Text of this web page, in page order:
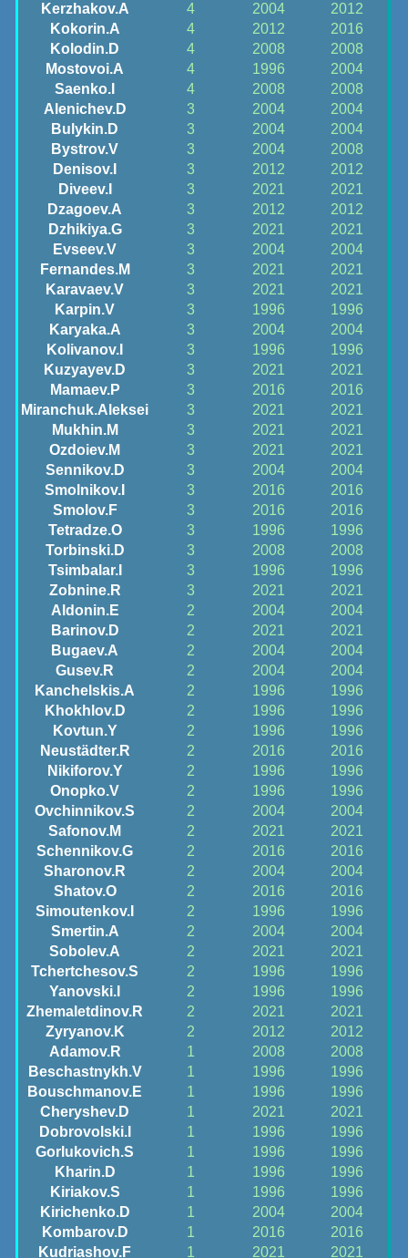
Kerzhakov.A
4 2004
2012
Kokorin.A
4 2012
2016
Kolodin.D
4 2008
2008
Mostovoi.A
4 1996
2004
Saenko.I
4 2008
2008
Alenichev.D
3 2004
2004
Bulykin.D
3 2004
2004
Bystrov.V
3 2004
2008
Denisov.I
3 2012
2012
Diveev.I
3 2021
2021
Dzagoev.A
3 2012
2012
Dzhikiya.G
3 2021
2021
Evseev.V
3 2004
2004
Fernandes.M
3 2021
2021
Karavaev.V
3 2021
2021
Karpin.V
3 1996
1996
Karyaka.A
3 2004
2004
Kolivanov.I
3 1996
1996
Kuzyayev.D
3 2021
2021
Mamaev.P
3 2016
2016
Miranchuk.Aleksei
3 2021
2021
Mukhin.M
3 2021
2021
Ozdoiev.M
3 2021
2021
Sennikov.D
3 2004
2004
Smolnikov.I
3 2016
2016
Smolov.F
3 2016
2016
Tetradze.O
3 1996
1996
Torbinski.D
3 2008
2008
Tsimbalar.I
3 1996
1996
Zobnine.R
3 2021
2021
Aldonin.E
2 2004
2004
Barinov.D
2 2021
2021
Bugaev.A
2 2004
2004
Gusev.R
2 2004
2004
Kanchelskis.A
2 1996
1996
Khokhlov.D
2 1996
1996
Kovtun.Y
2 1996
1996
Neustädter.R
2 2016
2016
Nikiforov.Y
2 1996
1996
Onopko.V
2 1996
1996
Ovchinnikov.S
2 2004
2004
Safonov.M
2 2021
2021
Schennikov.G
2 2016
2016
Sharonov.R
2 2004
2004
Shatov.O
2 2016
2016
Simoutenkov.I
2 1996
1996
Smertin.A
2 2004
2004
Sobolev.A
2 2021
2021
Tchertchesov.S
2 1996
1996
Yanovski.I
2 1996
1996
Zhemaletdinov.R
2 2021
2021
Zyryanov.K
2 2012
2012
Adamov.R
1 2008
2008
Beschastnykh.V
1 1996
1996
Bouschmanov.E
1 1996
1996
Cheryshev.D
1 2021
2021
Dobrovolski.I
1 1996
1996
Gorlukovich.S
1 1996
1996
Kharin.D
1 1996
1996
Kiriakov.S
1 1996
1996
Kirichenko.D
1 2004
2004
Kombarov.D
1 2016
2016
Kudriashov.F
1 2021 2021